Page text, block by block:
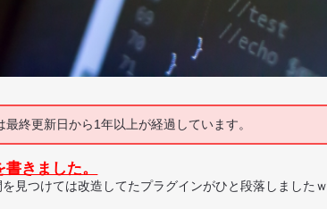
最終更新日から1年以上が経過しています。
きました。
見つけては改造してたプラグインがひと段落しましたｗ